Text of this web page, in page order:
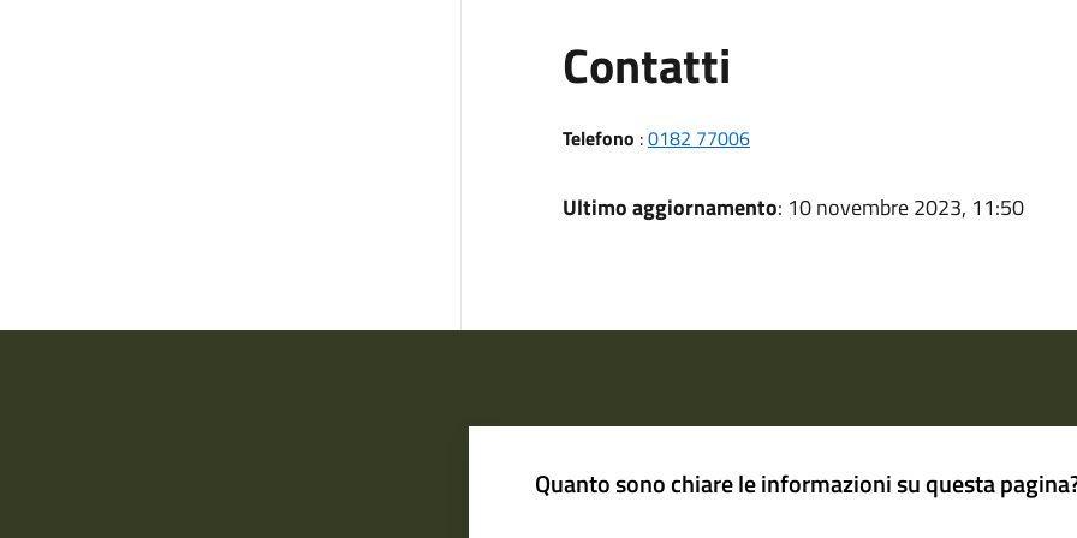
Contatti
Telefono :0182 77006
Ultimo aggiornamento: 10 novembre 2023, 11:50
Quanto sono chiare le informazioni su questa